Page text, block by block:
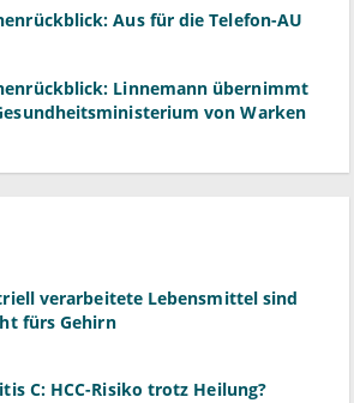
Aus für die Telefon-AU
Linnemann übernimmt
von Warken
verarbeitete Lebensmittel sind
fürs Gehirn
C: HCC-Risiko trotz Heilung?